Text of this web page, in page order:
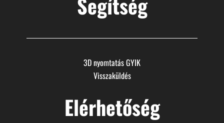
3D nyomtatás GYIK
Visszaküldés
Elérhetőség